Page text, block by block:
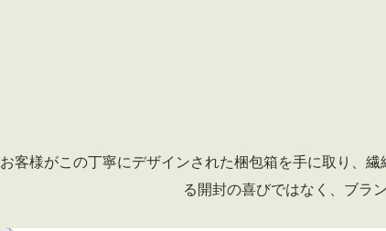
お客様がこの丁寧にデザインされた梱包箱を手に取り、
る開封の喜びではなく、ブラ